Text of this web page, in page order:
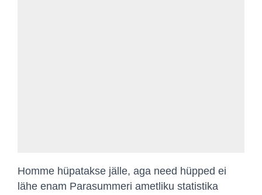
Homme hüpatakse jälle, aga need hüpped ei
lähe enam Parasummeri ametliku statistika